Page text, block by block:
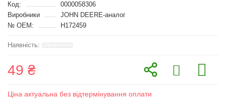
Код:
0000058306
Виробники
JOHN DEERE-аналог
№ OEM:
H172459
49 ₴
Ціна актуальна без відтермінування оплати